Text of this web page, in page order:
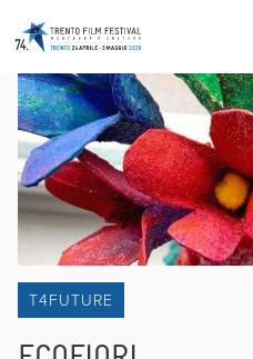
T4FUTURE